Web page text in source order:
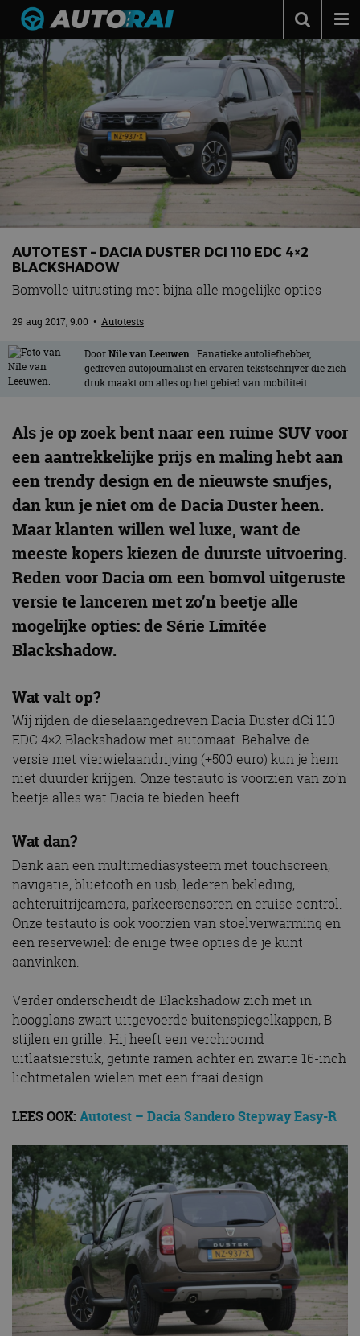
Autonieuws
Podcast
Autotests
Automerken
Adverteren
Contact
AUTOTEST – DACIA DUSTER DCI 110 EDC 4×2
BLACKSHADOW
Bomvolle uitrusting met bijna alle mogelijke opties
29 aug 2017, 9:00 • Autotests
DoorNile van Leeuwen . Fanatieke autoliefhebber,
gedreven autojournalist en ervaren tekstschrijver die zich
druk maakt om alles op het gebied van mobiliteit.
Als je op zoek bent naar een ruime SUV voor
een aantrekkelijke prijs en maling hebt aan
een trendy design en de nieuwste snufjes,
dan kun je niet om de Dacia Duster heen.
Maar klanten willen wel luxe, want de
meeste kopers kiezen de duurste uitvoering.
Reden voor Dacia om een bomvol uitgeruste
versie te lanceren met zo’n beetje alle
mogelijke opties: de Série Limitée
Blackshadow.
Wat valt op?
Wij rijden de dieselaangedreven Dacia Duster dCi 110
EDC 4×2 Blackshadow met automaat. Behalve de
versie met vierwielaandrijving (+500 euro) kun je hem
niet duurder krijgen. Onze testauto is voorzien van zo’n
beetje alles wat Dacia te bieden heeft.
Wat dan?
Denk aan een multimediasysteem met touchscreen,
navigatie, bluetooth en usb, lederen bekleding,
achteruitrijcamera, parkeersensoren en cruise control.
Onze testauto is ook voorzien van stoelverwarming en
een reservewiel: de enige twee opties de je kunt
aanvinken.
Verder onderscheidt de Blackshadow zich met in
hoogglans zwart uitgevoerde buitenspiegelkappen, B-
stijlen en grille. Hij heeft een verchroomd
uitlaatsierstuk, getinte ramen achter en zwarte 16-inch
lichtmetalen wielen met een fraai design.
LEES OOK: Autotest – Dacia Sandero Stepway Easy-R